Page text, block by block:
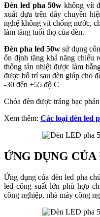
Đèn led pha 50wkhông vít
xuất dựa trên dây chuyền
nghệ không vít chống nước,
làm tăng tuổi thọ của đèn.
Đèn pha led 50w sử dụng
ổn định tăng khả năng chiếu
thống tản nhiệt được làm
được bố trí sau đèn giúp cho
-30 đến +55 độ C
Chóa đèn được tráng bạc
Xem thêm: Các loại đèn led
ỨNG DỤNG
Ứng dụng của đèn led pha
led công suất lớn phù hợp
công nghiệp, nhà máy công